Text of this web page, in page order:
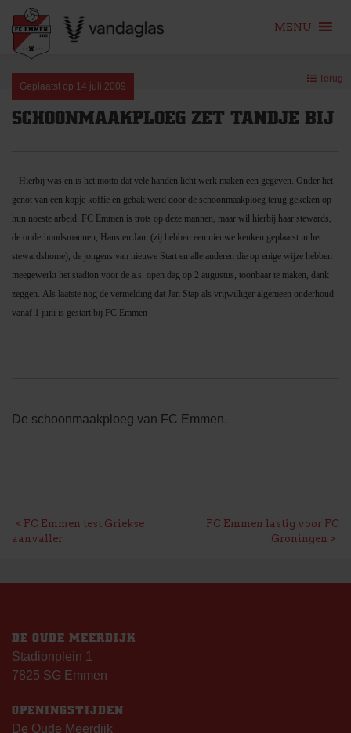
content
MENU
Geplaatst op 14 juli 2009
Terug
SCHOONMAAKPLOEG ZET TANDJE BIJ
Hierbij was en is het motto dat vele handen licht werk maken een gegeven. Onder het
genot van een kopje koffie en gebak werd door de schoonmaakploeg terug gekeken op
hun noeste arbeid. FC Emmen is trots op deze mannen, maar wil hierbij haar stewards,
de onderhoudsmannen, Hans en Jan (zij hebben een nieuwe keuken geplaatst in het
stewardshome), de jongens van nieuwe Start en alle anderen die op enige wijze hebben
meegewerkt het stadion voor de a.s. open dag op 2 augustus, toonbaar te maken, dank
zeggen. Als laatste nog de vermelding dat Jan Stap als vrijwilliger algemeen onderhoud
vanaf 1 juni is gestart bij FC Emmen
De schoonmaakploeg van FC Emmen.
BERICHT
FC Emmen test Griekse
aanvaller
FC Emmen lastig voor FC
Groningen
DE OUDE MEERDIJK
Stadionplein 1
7825 SG Emmen
OPENINGSTIJDEN
De Oude Meerdijk